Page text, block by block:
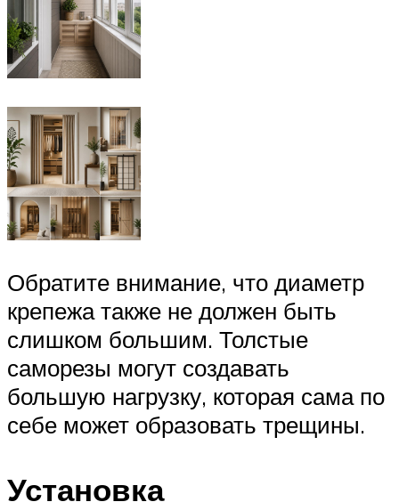
Обратите внимание, что диаметр
крепежа также не должен быть
слишком большим. Толстые
саморезы могут создавать
большую нагрузку, которая сама по
себе может образовать трещины.
Установка